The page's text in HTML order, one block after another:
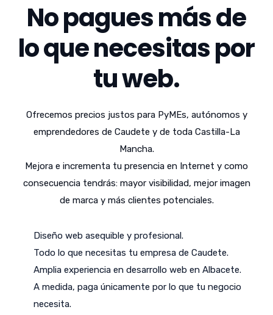
No pagues más de
lo que necesitas por
tu web.
Ofrecemos precios justos para PyMEs, autónomos y
emprendedores de Caudete y de toda Castilla-La
Mancha.
Mejora e incrementa tu presencia en Internet y como
consecuencia tendrás: mayor visibilidad, mejor imagen
de marca y más clientes potenciales.
Diseño web asequible y profesional.
Todo lo que necesitas tu empresa de Caudete.
Amplia experiencia en desarrollo web en Albacete.
A medida, paga únicamente por lo que tu negocio
necesita.